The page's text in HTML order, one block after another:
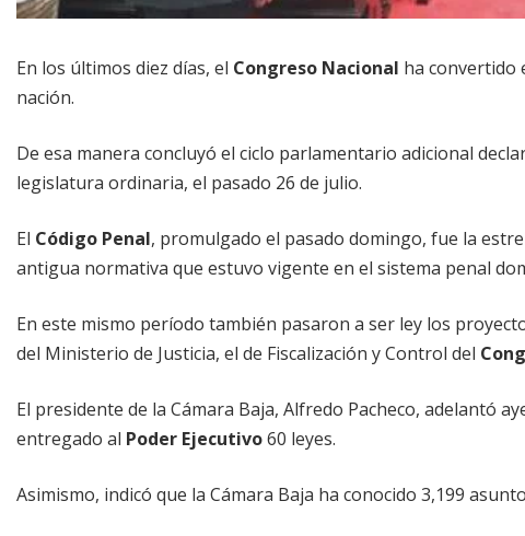
En los últimos diez días, el Congreso Nacional ha convertido
nación.
De esa manera concluyó el ciclo parlamentario adicional
legislatura ordinaria, el pasado 26 de julio.
El Código Penal, promulgado el pasado domingo, fue la
antigua normativa que estuvo vigente en el sistema penal
En este mismo período también pasaron a ser ley los
del Ministerio de Justicia, el de Fiscalización y Control del
El presidente de la Cámara Baja, Alfredo Pacheco, adelantó
entregado al Poder Ejecutivo60 leyes.
Asimismo, indicó que la Cámara Baja ha conocido 3,199